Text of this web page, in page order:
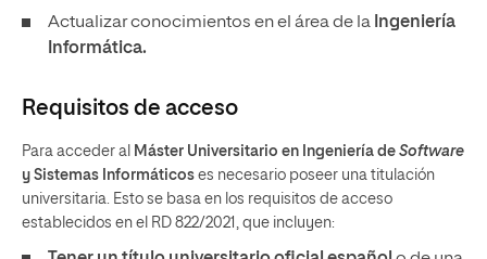
Actualizar conocimientos en el área de la Ingeniería
Informática.
Requisitos de acceso
Para acceder al Máster Universitario en Ingeniería de Software
y Sistemas Informáticos es necesario poseer una titulación
universitaria. Esto se basa en los requisitos de acceso
establecidos en el RD 822/2021, que incluyen: